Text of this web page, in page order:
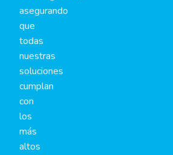
asegurando
que
todas
nuestras
soluciones
cumplan
con
los
más
altos